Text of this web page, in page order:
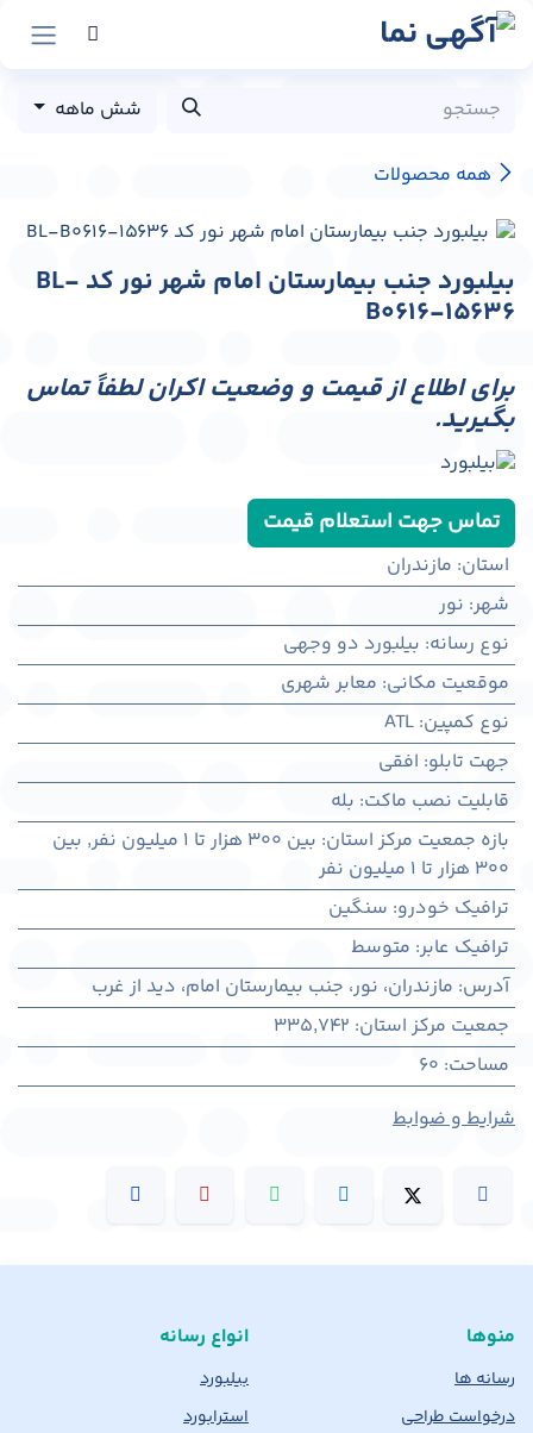
پرش به محتوا
همه محصولات
شش ماهه
بیلبورد جنب بیمارستان امام شهر نور کد BL-
B0616-15636
برای اطلاع از قیمت و وضعیت اکران لطفاً تماس
بگیرید.
تماس جهت استعلام قیمت
استان: مازندران
شهر: نور
نوع رسانه: بیلبورد دو وجهی
موقعیت مکانی: معابر شهری
نوع کمپین:
ATL
جهت تابلو: افقی
قابلیت نصب ماکت: بله
بازه جمعیت مرکز استان: بین ۳۰۰ هزار تا ۱ میلیون نفر , بین
۳۰۰ هزار تا ۱ میلیون نفر
ترافیک خودرو: سنگین
ترافیک عابر: متوسط
آدرس: مازندران، نور، جنب بیمارستان امام، دید از غرب
جمعیت مرکز استان:
335,742
مساحت:
60
شرایط و ضوابط
منوها
رسانه ها
درخواست طراحی
انواع رسانه
بیلبورد
استرابورد